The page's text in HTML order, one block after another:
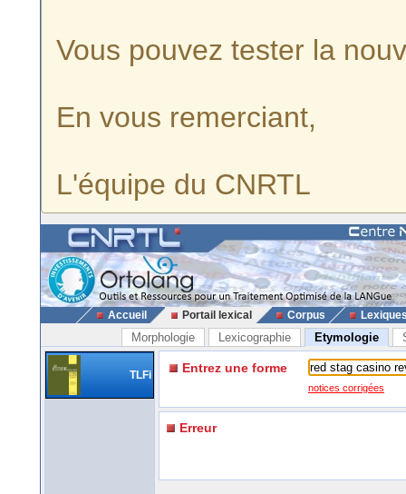
Vous pouvez tester la
En vous remerciant,
L'équipe du CNRTL
Accueil Portail lexical Corpus
Morphologie Lexicographie Etymologie
TLFi Entrez une forme
notices corrigées
Erreur